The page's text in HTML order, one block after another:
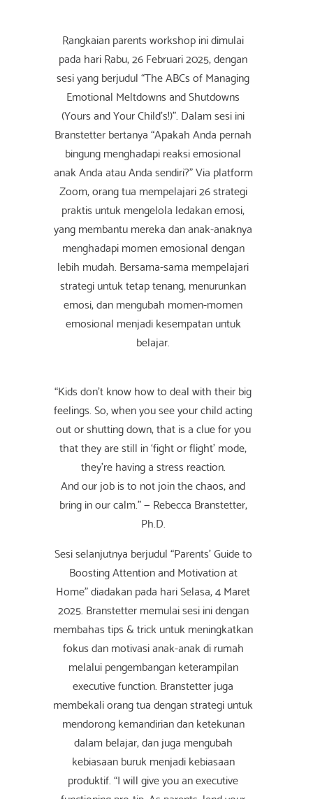
Rangkaian parents workshop ini dimulai
pada hari Rabu, 26 Februari 2025, dengan
sesi yang berjudul “The ABCs of Managing
Emotional Meltdowns and Shutdowns
(Yours and Your Child's!)”. Dalam sesi ini
Branstetter bertanya “Apakah Anda pernah
bingung menghadapi reaksi emosional
anak Anda atau Anda sendiri?” Via platform
Zoom, orang tua mempelajari 26 strategi
praktis untuk mengelola ledakan emosi,
yang membantu mereka dan anak-anaknya
menghadapi momen emosional dengan
lebih mudah. Bersama-sama mempelajari
strategi untuk tetap tenang, menurunkan
emosi, dan mengubah momen-momen
emosional menjadi kesempatan untuk
belajar.
“Kids don’t know how to deal with their big
feelings. So, when you see your child acting
out or shutting down, that is a clue for you
that they are still in ‘fight or flight’ mode,
they’re having a stress reaction.
And our job is to not join the chaos, and
bring in our calm.” — Rebecca Branstetter,
Ph.D.
Sesi selanjutnya berjudul “Parents' Guide to
Boosting Attention and Motivation at
Home” diadakan pada hari Selasa, 4 Maret
2025. Branstetter memulai sesi ini dengan
membahas tips & trick untuk meningkatkan
fokus dan motivasi anak-anak di rumah
melalui pengembangan keterampilan
executive function. Branstetter juga
membekali orang tua dengan strategi untuk
mendorong kemandirian dan ketekunan
dalam belajar, dan juga mengubah
kebiasaan buruk menjadi kebiasaan
produktif. “I will give you an executive